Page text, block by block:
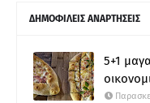
ΔΗΜΟΦΙΛΕΙΣ ΑΝΑΡΤΗΣΕΙΣ
5+1